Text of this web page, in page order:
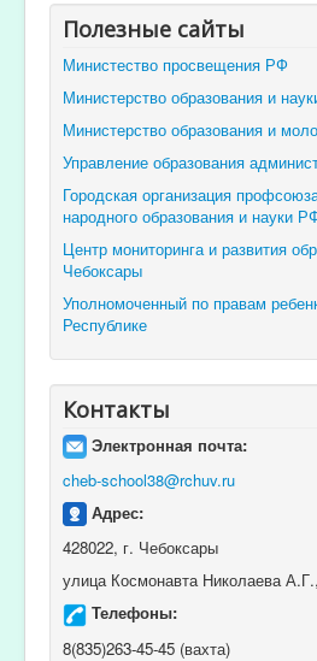
Полезные сайты
Министество просвещения РФ
Министерство образования и
Министерство образования и
Управление образования
Городская организация
народного образования и науки
Центр мониторинга и развития
Чебоксары
Уполномоченный по правам
Республике
Контакты
Электронная почта:
cheb-school38@rchuv.ru
Адрес:
428022, г. Чебоксары
улица Космонавта Николаева
Телефоны:
8(835)263-45-45 (вахта)